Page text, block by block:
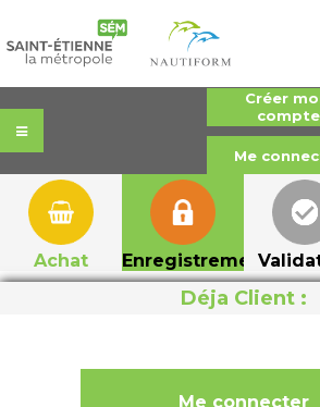
Achat Enregistrement
Déja Client :